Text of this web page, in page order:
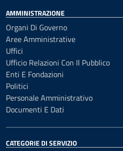
AMMINISTRAZIONE
Organi Di Governo
Aree Amministrative
Uffici
Ufficio Relazioni Con Il Pubblico
Enti E Fondazioni
Politici
Personale Amministrativo
Documenti E Dati
CATEGORIE DI SERVIZIO